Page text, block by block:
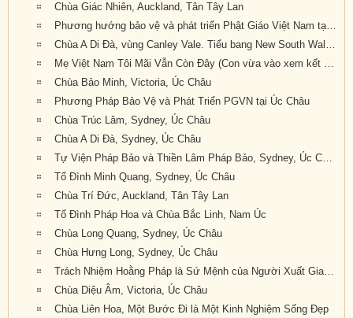
Chùa Giác Nhiên, Auckland, Tân Tây Lan
Phương hướng bảo vệ và phát triển Phật Giáo Việt Nam tại Úc Châu (Luật Sư Đào Tăng Dực, pháp danh: Chúc Phán)
Chùa A Di Đà, vùng Canley Vale. Tiểu bang New South Wales. Australia.
Mẹ Việt Nam Tôi Mãi Vẫn Còn Đây (Con vừa vào xem kết quả Đại Hội Khoáng Đại Kỳ 6 của GHPGVNTNHN tại Úc Đại Lợi và Tân Tây Lan được tổ chức tại Tu Viện Quảng Đức với bản Quyết Nghị Đại Hội thật tuyệt vời: Giáo Hội lên án hành động xâm lấn
Chùa Bảo Minh, Victoria, Úc Châu
Phương Pháp Bảo Vệ và Phát Triển PGVN tại Úc Châu
Chùa Trúc Lâm, Sydney, Úc Châu
Chùa A Di Đà, Sydney, Úc Châu
Tự Viện Pháp Bảo và Thiền Lâm Pháp Bảo, Sydney, Úc Châu
Tổ Đình Minh Quang, Sydney, Úc Châu
Chùa Trí Đức, Auckland, Tân Tây Lan
Tổ Đình Pháp Hoa và Chùa Bắc Linh, Nam Úc
Chùa Long Quang, Sydney, Úc Châu
Chùa Hưng Long, Sydney, Úc Châu
Trách Nhiệm Hoằng Pháp là Sứ Mệnh của Người Xuất Gia Trong Thời Đại Mới
Chùa Diệu Âm, Victoria, Úc Châu
Chùa Liên Hoa, Một Bước Đi là Một Kinh Nghiệm Sống Đẹp